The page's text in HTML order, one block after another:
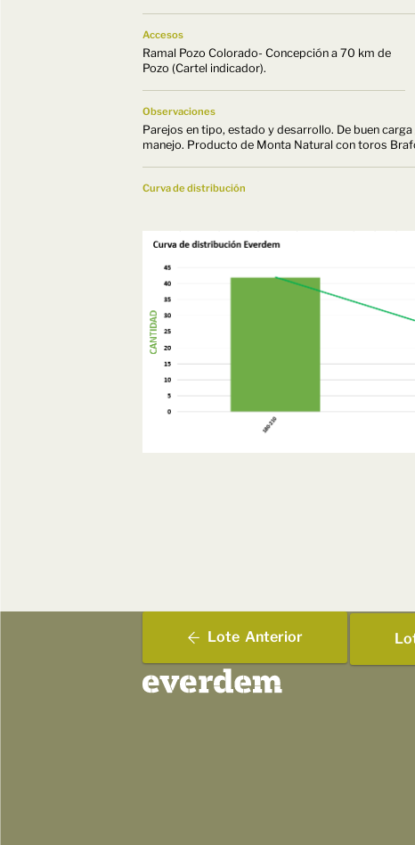
Accesos
Ramal Pozo Colorado- Concepción a 70 km de
Pozo (Cartel indicador).
Observaciones
Parejos en tipo, estado y desarrollo. De buen
manejo. Producto de Monta Natural con toros
Curva de distribución
Lote Anterior